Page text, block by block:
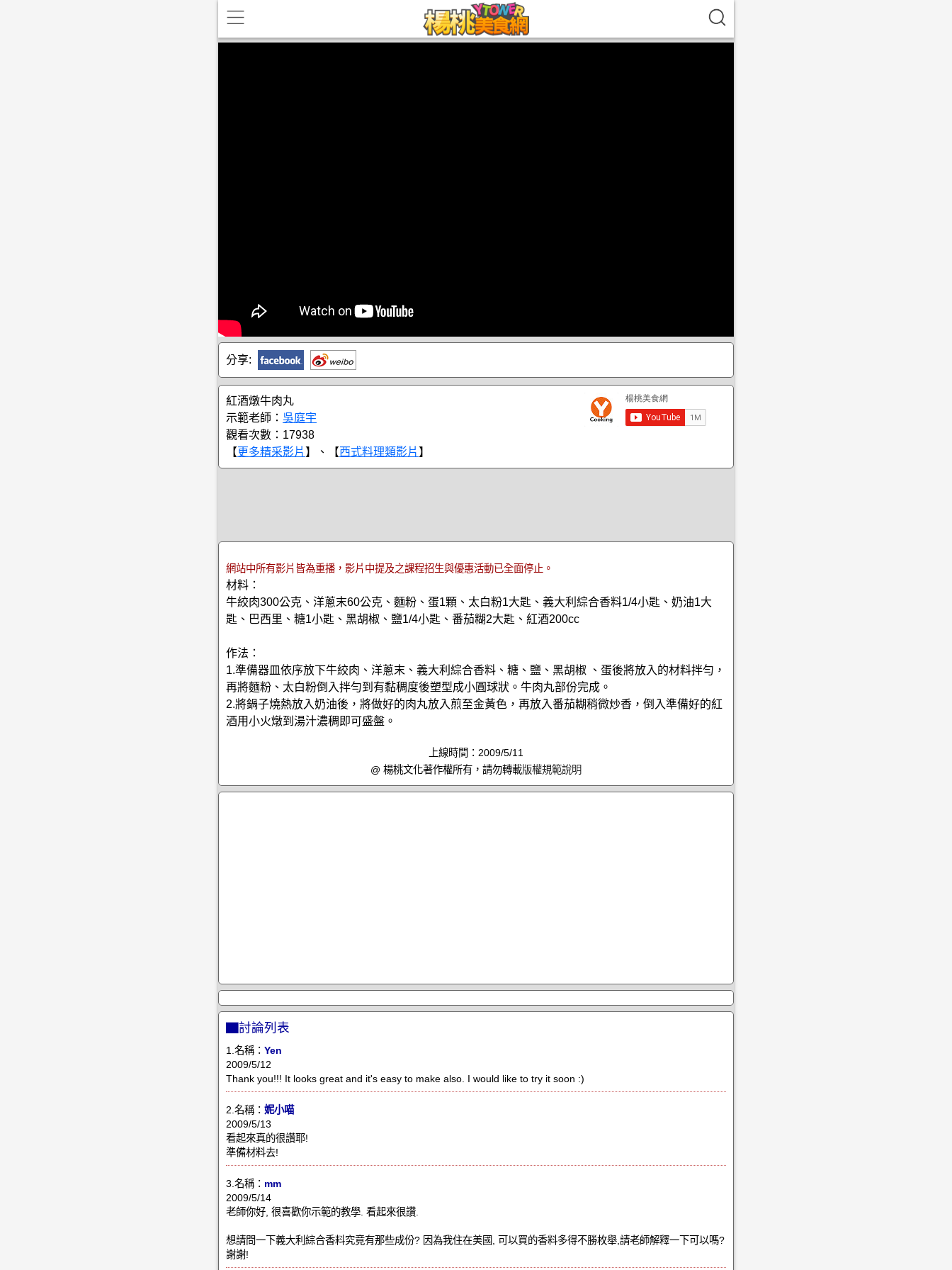
分享:
紅酒燉牛肉丸
示範老師： 吳庭宇
觀看次數：17938
【更多精采影片 】、【西式料理類影片 】
網站中所有影片皆為重播，影片中提及之課程招生與優惠活動已全面停止。
材料：
牛絞肉300公克、洋蔥末60公克、麵粉、蛋1顆、太白粉1大匙、義大利綜合香料1/4小匙、奶油1大
匙、巴西里、糖1小匙、黑胡椒、鹽1/4小匙、番茄糊2大匙、紅酒200cc
作法：
1.準備器皿依序放下牛絞肉、洋蔥末、義大利綜合香料、糖、鹽、黑胡椒 、蛋後將放入的材料拌勻，
再將麵粉、太白粉倒入拌勻到有黏稠度後塑型成小圓球狀。牛肉丸部份完成。
2.將鍋子燒熱放入奶油後，將做好的肉丸放入煎至金黃色，再放入番茄糊稍微炒香，倒入準備好的紅
酒用小火燉到湯汁濃稠即可盛盤。
上線時間：2009/5/11
@ 楊桃文化著作權所有，請勿轉載版權規範說明
▇討論列表
1.名稱： Yen
2009/5/12
Thank you!!! It looks great and it's easy to make also. I would like to try it soon :)
2.名稱： 妮小喵
2009/5/13
看起來真的很讚耶!
準備材料去!
3.名稱： mm
2009/5/14
老師你好, 很喜歡你示範的教學. 看起來很讚.
想請問一下義大利綜合香料究竟有那些成份? 因為我住在美國, 可以買的香料多得不勝枚舉,請老師解釋一下可以嗎?
謝謝!